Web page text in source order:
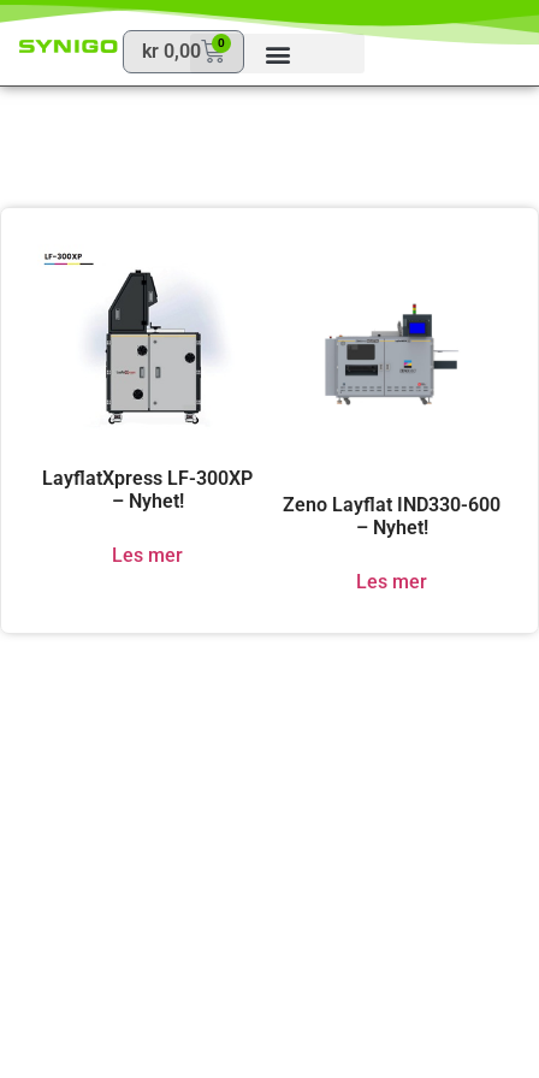
kr0,00 0
LayflatXpress LF-300XP
– Nyhet!
Les mer
Zeno Layflat IND330-600
– Nyhet!
Les mer